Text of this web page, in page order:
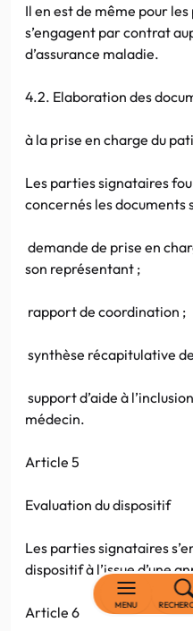
Il en est de même pour
s’engagent par contrat
d’assurance maladie.
4.2. Elaboration des
à la prise en charge du
Les parties signataires
concernés les documents
demande de prise en
son représentant ;
rapport de coordination ;
synthèse récapitulative
support d’aide à
médecin.
Article 5
Evaluation du dispositif
Les parties signataires
dispositif à l’issue d’une
Article 6 MENU